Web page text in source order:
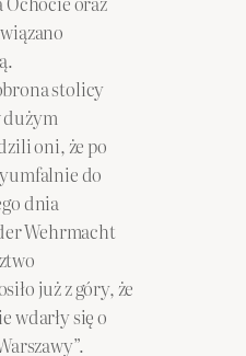
stolicy
dużym
oni, że po
do
dnia
Wehrmacht
już z góry, że
wdarły się o